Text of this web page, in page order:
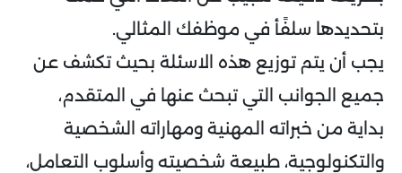
بتحديدها سلفًأ في موظفك المثالي.
يجب أن يتم توزيع هذه الاسئلة بحيث تكشف عن
جميع الجوانب التي تبحث عنها في المتقدم،
بداية من خبراته المهنية ومهاراته الشخصية
والتكنولوجية، طبيعة شخصيته وأسلوب التعامل،